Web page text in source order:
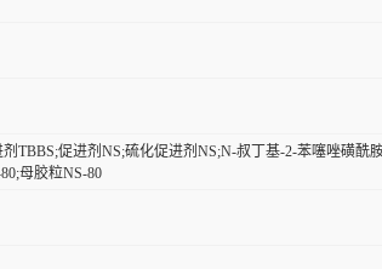
剂TBBS;促进剂NS;硫化促进剂NS;N-叔丁基-2-苯噻唑磺
母胶粒NS-80